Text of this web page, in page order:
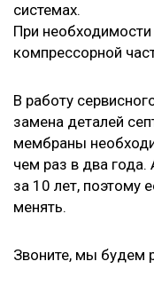
системах.
При
компрессорной
В работу
замена деталей
мембраны
чем раз в два
за 10 лет, поэтому
менять.
Звоните, мы будем